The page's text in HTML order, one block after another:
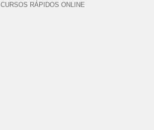
CURSOS RÁPIDOS ONLINE